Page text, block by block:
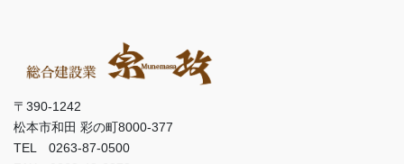
〒390-1242
松本市和田 彩の町8000-377
TEL 0263-87-0500